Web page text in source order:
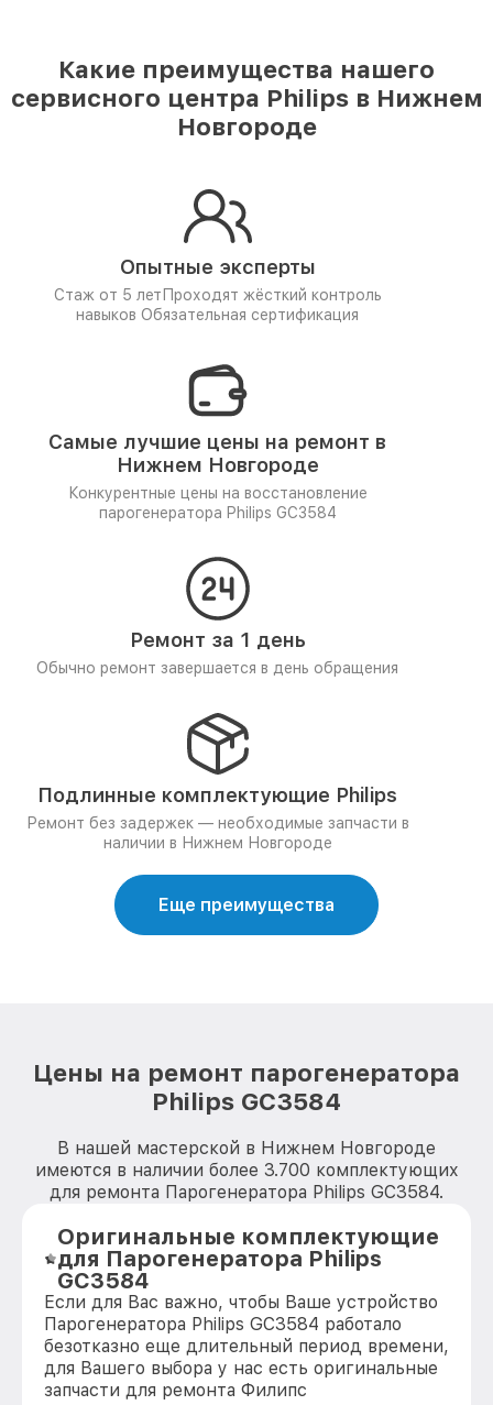
Какие преимущества нашего
сервисного центра Philips в Нижнем
Новгороде
Опытные эксперты
Стаж от 5 лет Проходят жёсткий контроль
навыков Обязательная сертификация
Самые лучшие цены на ремонт в
Нижнем Новгороде
Конкурентные цены на восстановление
парогенератора Philips GC3584
Ремонт за 1 день
Обычно ремонт завершается в день обращения
Подлинные комплектующие Philips
Ремонт без задержек — необходимые запчасти в
наличии в Нижнем Новгороде
Еще преимущества
Цены на ремонт парогенератора
Philips GC3584
В нашей мастерской в Нижнем Новгороде
имеются в наличии более 3.700 комплектующих
для ремонта Парогенератора Philips GC3584.
Оригинальные комплектующие
для Парогенератора Philips
GC3584
Если для Вас важно, чтобы Ваше устройство
Парогенератора Philips GC3584 работало
безотказно еще длительный период времени,
для Вашего выбора у нас есть оригинальные
запчасти для ремонта Филипс